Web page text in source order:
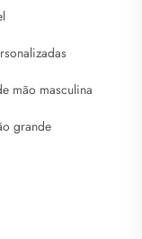
mão masculina
grande